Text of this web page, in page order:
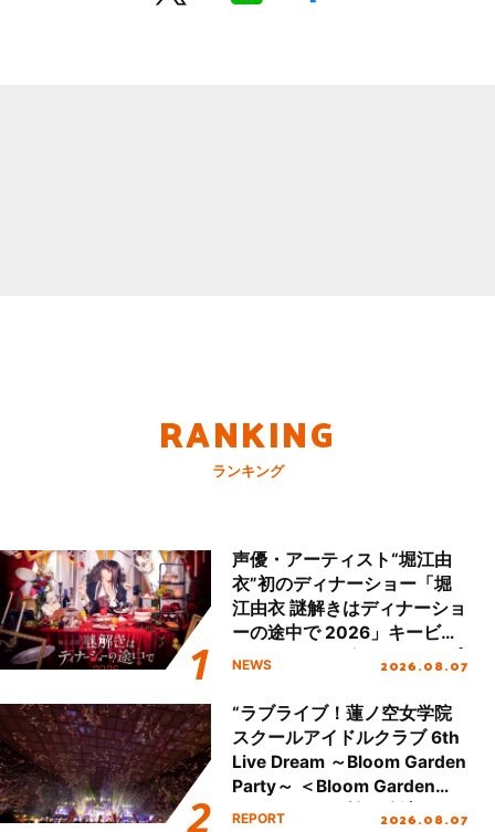
RANKING
ランキング
声優・アーティスト“堀江由
衣”初のディナーショー「堀
江由衣 謎解きはディナーショ
ーの途中で 2026」キービジ
ュアル＆グッズラインナップ
NEWS 2026.08.07
“ラブライブ！蓮ノ空女学院
スクールアイドルクラブ 6th
Live Dream ～Bloom Garden
Party～ ＜Bloom Garden
Party Stage／埼玉公演＞”
REPORT 2026.08.07